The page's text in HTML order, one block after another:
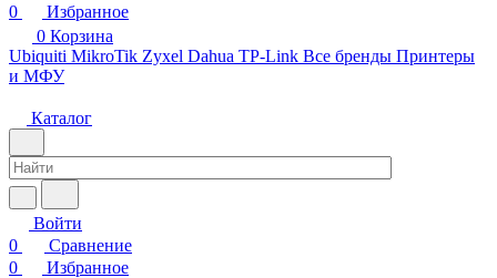
0
Избранное
0 Корзина
Ubiquiti MikroTik Zyxel Dahua TP-Link Все бренды Принтеры
и МФУ
Каталог
Войти
0
Сравнение
0
Избранное